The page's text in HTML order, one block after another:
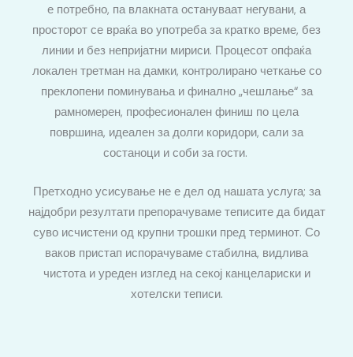
е потребно, па влакната остануваат негувани, а
просторот се враќа во употреба за кратко време, без
линии и без непријатни мириси. Процесот опфаќа
локален третман на дамки, контролирано четкање со
преклопени поминувања и финално „чешлање“ за
рамномерен, професионален финиш по цела
површина, идеален за долги коридори, сали за
состаноци и соби за гости.
Претходно усисување не е дел од нашата услуга; за
најдобри резултати препорачуваме теписите да бидат
суво исчистени од крупни трошки пред терминот. Со
ваков пристап испорачуваме стабилна, видлива
чистота и уреден изглед на секој канцелариски и
хотелски теписи.